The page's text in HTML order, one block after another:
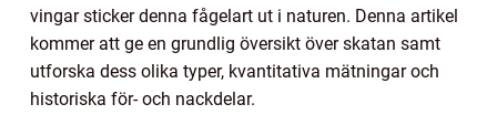
vingar sticker denna fågelart ut i naturen. Denna artikel
kommer att ge en grundlig översikt över skatan samt
utforska dess olika typer, kvantitativa mätningar och
historiska för- och nackdelar.